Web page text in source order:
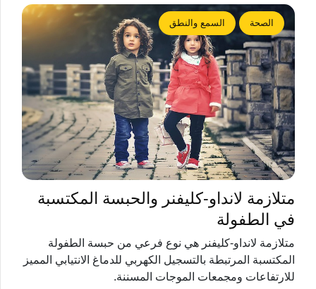
الصحة السمع والنطق
متلازمة لانداو-كليفنر والحبسة المكتسبة
في الطفولة
متلازمة لانداو-كليفنر هي نوع فرعي من حبسة الطفولة
المكتسبة المرتبطة بالتسجيل الكهربي للدماغ الانتيابي المميز
للارتفاعات ومجمعات الموجات المسننة.